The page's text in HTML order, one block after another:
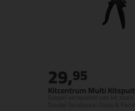
Kitcentrum Multi Kitspuit
Soepel verspuiten van kit zoals
29,95